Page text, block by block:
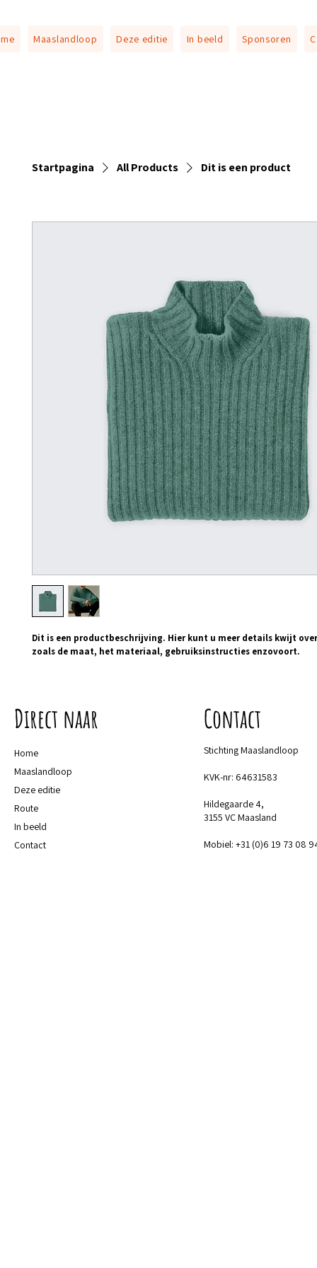
Maaslandloop Deze editie In beeld Sponsoren
Startpagina All Products Dit is een product
Dit is een productbeschrijving. Hier kunt u meer details kwijt
zoals de maat, het materiaal, gebruiksinstructies enzovoort.
Direct naar
Home
Maaslandloop
Deze editie
Route
In beeld
Contact
Contact
Stichting Maaslandloop
KVK-nr: 64631583
Hildegaarde 4,
3155 VC Maasland
Mobiel: +31 (0)6 19 73 08